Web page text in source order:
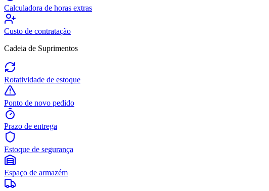
Calculadora de horas extras
Custo de contratação
Cadeia de Suprimentos
Rotatividade de estoque
Ponto de novo pedido
Prazo de entrega
Estoque de segurança
Espaço de armazém